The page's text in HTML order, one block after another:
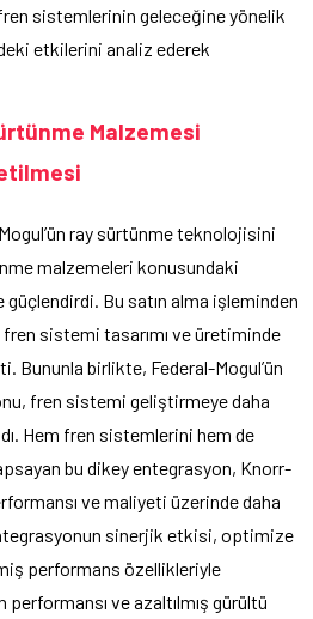
sistemlerinin geleceğine yönelik
etkilerini analiz ederek
Malzemesi
ray sürtünme teknolojisini
malzemeleri konusundaki
Bu satın alma işleminden
sistemi tasarımı ve üretiminde
Bununla birlikte, Federal-Mogul’ün
fren sistemi geliştirmeye daha
Hem fren sistemlerini hem de
bu dikey entegrasyon, Knorr-
ve maliyeti üzerinde daha
sinerjik etkisi, optimize
performans özellikleriyle
ve azaltılmış gürültü